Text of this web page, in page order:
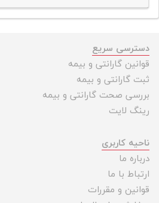
دسترسی سریع
قوانین گارانتی و بیمه
ثبت گارانتی و بیمه
بررسی صحت گارانتی و بیمه
رینگ لایت
ناحیه کاربری
درباره ما
ارتباط با ما
قوانین و مقررات